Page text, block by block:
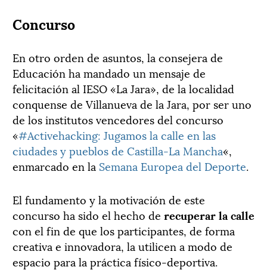
Concurso
En otro orden de asuntos, la consejera de
Educación ha mandado un mensaje de
felicitación al IESO «La Jara», de la localidad
conquense de Villanueva de la Jara, por ser uno
de los institutos vencedores del concurso
«#Activehacking: Jugamos la calle en las
ciudades y pueblos de Castilla-La Mancha«,
enmarcado en la Semana Europea del Deporte.
El fundamento y la motivación de este
concurso ha sido el hecho de recuperar la calle
con el fin de que los participantes, de forma
creativa e innovadora, la utilicen a modo de
espacio para la práctica físico-deportiva.